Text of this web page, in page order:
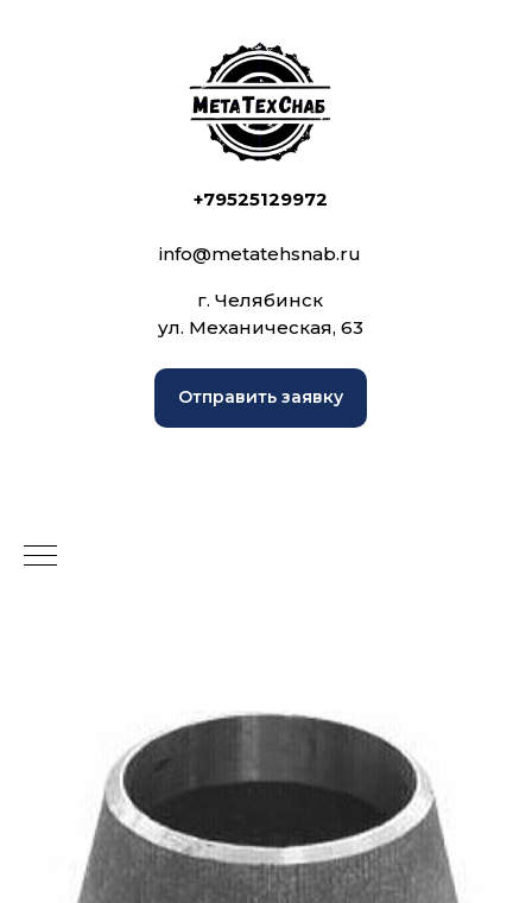
+79525129972
info@metatehsnab.ru
г. Челябинск
ул. Механическая, 63
Отправить заявку